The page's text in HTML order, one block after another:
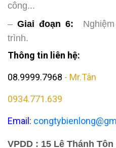
công...
–Giai đoạn 6: Nghiệm
trình.
Thông tin liên hệ:
08.9999.7968 - Mr.Tân
0934.771.639
Email:
VPDD : 15 Lê Thánh